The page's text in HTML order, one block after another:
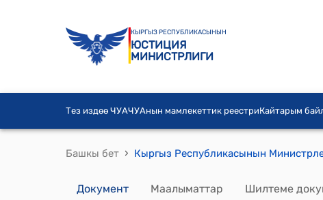
КЫРГЫЗ РЕСПУБЛИКАСЫНЫН
ЮСТИЦИЯ
МИНИСТРЛИГИ
Тез издөө ЧУАЧУАнын мамлекеттик реестриКайтарым
Башкы бет ›
Документ Маалыматтар Шилтеме